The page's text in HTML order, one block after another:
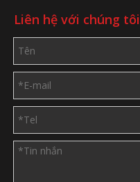
Liên hệ với chúng tôi